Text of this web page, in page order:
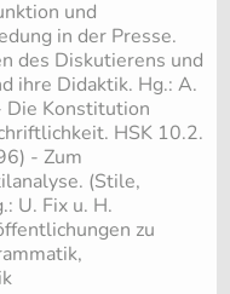
und
in der Presse.
des Diskutierens und
ihre Didaktik. Hg.: A.
Die Konstitution
HSK 10.2.
- Zum
(Stile,
U. Fix u. H.
zu